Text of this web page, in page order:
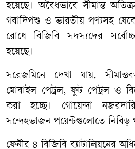
হয়েছে। অবৈধভাবে সীমান্ত
গবাদিপশু ও ভারতীয় পণ্যসহ
রোধে বিজিবি সদস্যদের
হয়েছে।
সরেজমিনে দেখা যায়,
মোবাইল পেট্রল, ফুট পেট্রল ও
করা হচ্ছে। গোয়েন্দা
সন্দেহভাজন পয়েন্টগুলোতে নিবিড়
ফেনীর ৪ বিজিবি ব্যাটালিয়নের